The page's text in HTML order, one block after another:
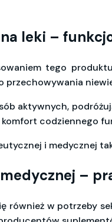
leki –
tego
przechowywania
aktywnych,
codziennego
i medycznej
–
również w potrzeby